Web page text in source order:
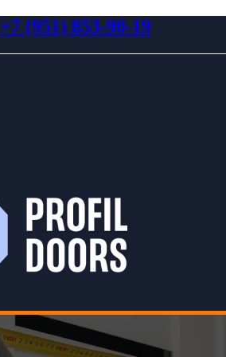
+7 (951) 853-90-19